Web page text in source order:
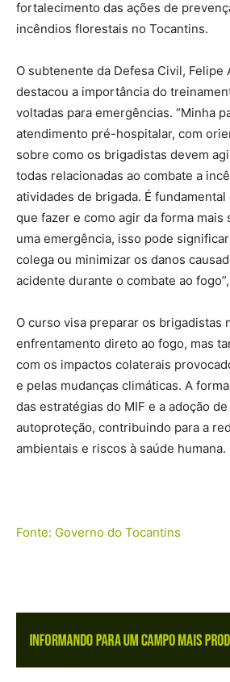
fortalecimento das ações de
incêndios florestais no Tocantins.
O subtenente da Defesa Civil,
destacou a importância do
voltadas para emergências. “Minha
atendimento pré-hospitalar, com
sobre como os brigadistas devem
todas relacionadas ao combate a
atividades de brigada. É
que fazer e como agir da forma mais
uma emergência, isso pode
colega ou minimizar os danos
acidente durante o combate ao
O curso visa preparar os brigadistas
enfrentamento direto ao fogo, mas
com os impactos colaterais
e pelas mudanças climáticas. A
das estratégias do MIF e a adoção
autoproteção, contribuindo para a
ambientais e riscos à saúde humana.
Fonte: Governo do Tocantins